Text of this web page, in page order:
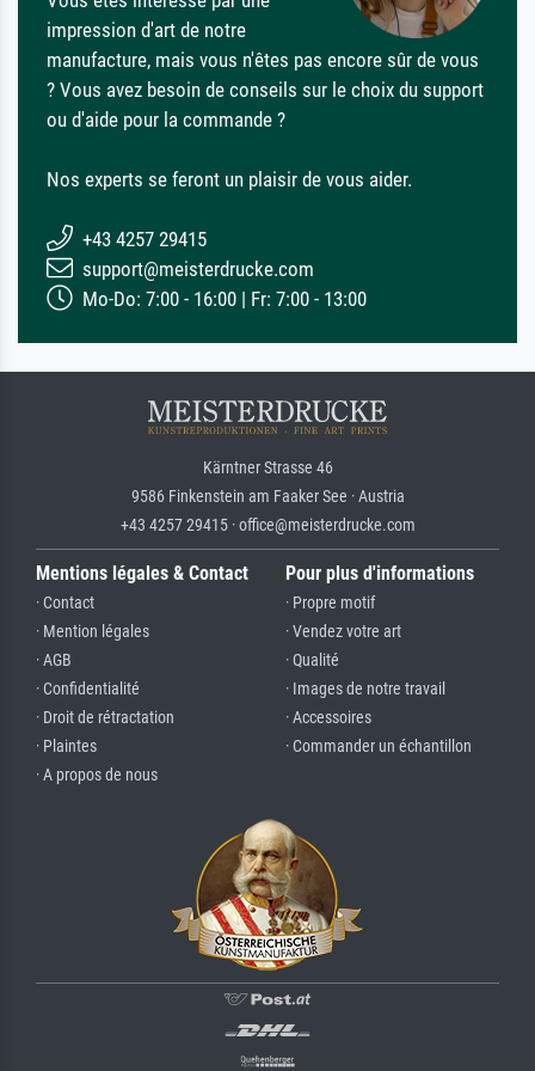
impression d'art de notre
manufacture, mais vous n'êtes pas encore sûr de vous
? Vous avez besoin de conseils sur le choix du support
ou d'aide pour la commande ?
Nos experts se feront un plaisir de vous aider.
+43 4257 29415
support@meisterdrucke.com
Mo-Do: 7:00 - 16:00 | Fr: 7:00 - 13:00
Kärntner Strasse 46
9586 Finkenstein am Faaker See · Austria
+43 4257 29415 · office@meisterdrucke.com
Mentions légales & Contact
· Contact
· Mention légales
· AGB
· Confidentialité
· Droit de rétractation
· Plaintes
· A propos de nous
Pour plus d'informations
· Propre motif
· Vendez votre art
· Qualité
· Images de notre travail
· Accessoires
· Commander un échantillon